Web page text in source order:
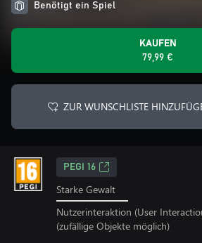
Benötigt ein Spiel
KAUFEN
79,99 €
ZUR WUNSCHLISTE
PEGI 16
Starke Gewalt
Nutzerinteraktion (User
(zufällige Objekte möglich)